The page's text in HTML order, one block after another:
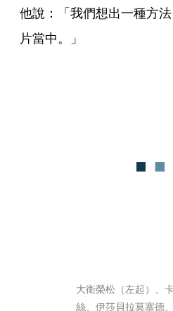
他說：「我們想出一種方
片當中。」
大衛榮松（左起）、
絲、伊莎貝拉莫塞德